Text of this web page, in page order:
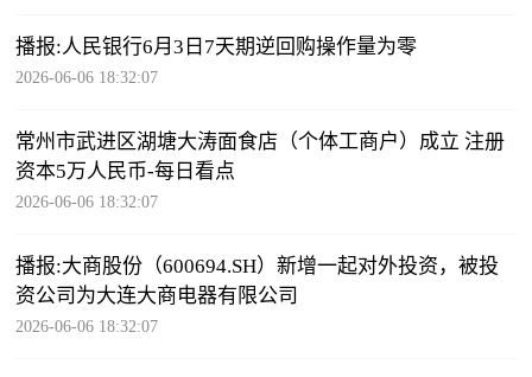
播报:人民银行6月3日7天期逆回购操作量为零
2026-06-06 18:32:07
常州市武进区湖塘大涛面食店（个体工商户）成立 注册
资本5万人民币-每日看点
2026-06-06 18:32:07
播报:大商股份（600694.SH）新增一起对外投资，被投
资公司为大连大商电器有限公司
2026-06-06 18:32:07